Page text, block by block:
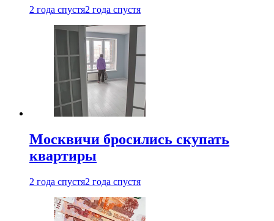
2 года спустя2 года спустя
Москвичи бросились скупать
квартиры
2 года спустя2 года спустя